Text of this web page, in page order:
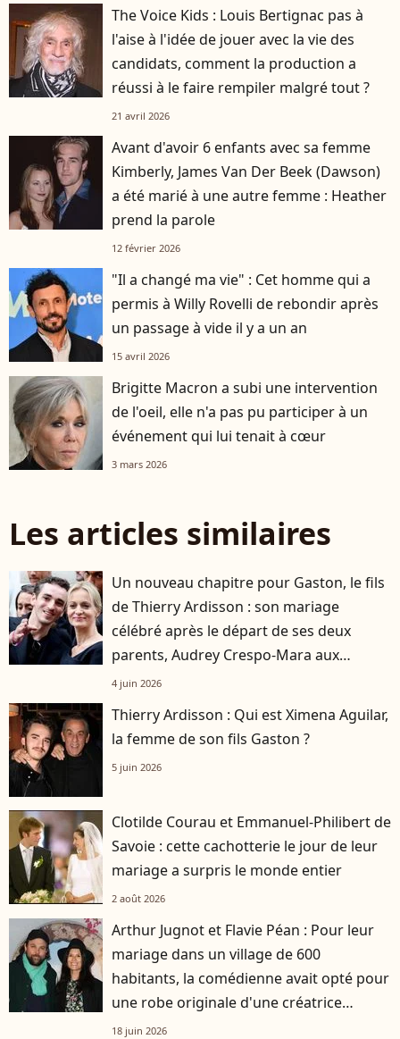
The Voice Kids : Louis Bertignac pas à
l'aise à l'idée de jouer avec la vie des
candidats, comment la production a
réussi à le faire rempiler malgré tout ?
21 avril 2026
Avant d'avoir 6 enfants avec sa femme
Kimberly, James Van Der Beek (Dawson)
a été marié à une autre femme : Heather
prend la parole
12 février 2026
"Il a changé ma vie" : Cet homme qui a
permis à Willy Rovelli de rebondir après
un passage à vide il y a un an
15 avril 2026
Brigitte Macron a subi une intervention
de l'oeil, elle n'a pas pu participer à un
événement qui lui tenait à cœur
3 mars 2026
Les articles similaires
Un nouveau chapitre pour Gaston, le fils
de Thierry Ardisson : son mariage
célébré après le départ de ses deux
parents, Audrey Crespo-Mara aux
premières loges
4 juin 2026
Thierry Ardisson : Qui est Ximena Aguilar,
la femme de son fils Gaston ?
5 juin 2026
Clotilde Courau et Emmanuel-Philibert de
Savoie : cette cachotterie le jour de leur
mariage a surpris le monde entier
2 août 2026
Arthur Jugnot et Flavie Péan : Pour leur
mariage dans un village de 600
habitants, la comédienne avait opté pour
une robe originale d'une créatrice
française
18 juin 2026